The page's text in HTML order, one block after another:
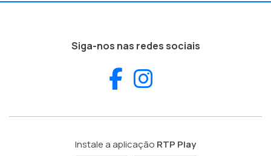
Siga-nos nas redes sociais
Facebook
Instale a aplicação RTP Play